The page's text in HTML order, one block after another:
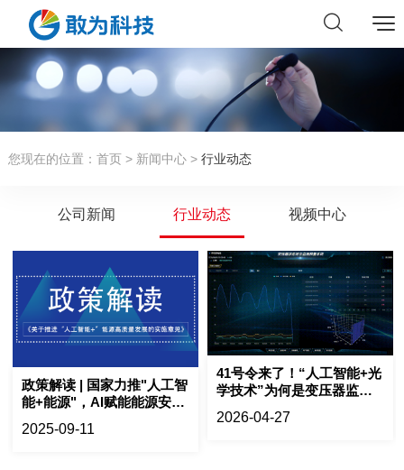
您现在的位置： 首页> 新闻中心> 行业动态
公司新闻 行业动态 视频中心
政策解读 | 国家力推"人工智
能+能源"，AI赋能能源安全
2025-09-11
41号令来了！“人工智能+光
学技术”为何是变压器监测
2026-04-27